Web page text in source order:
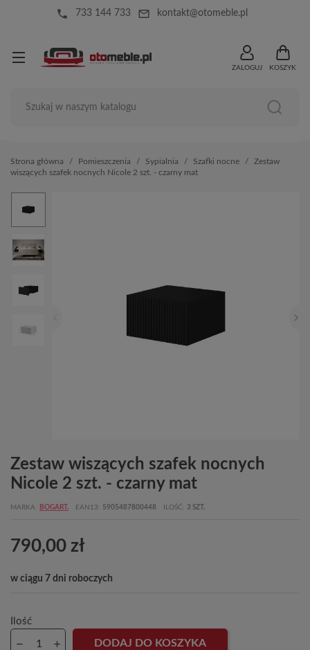
local_phone 733 144 733 mail_outline kontakt@otomeble.pl
ZALOGUJ KOSZYK
Strona główna Pomieszczenia Sypialnia Szafki nocne
Zestaw
wiszących szafek nocnych Nicole 2 szt. - czarny mat
Zestaw wiszących szafek nocnych
Nicole 2 szt. - czarny mat
MARKA BOGART. EAN13 5905487800448 ILOŚĆ 3 SZT.
790,00 zł
w ciągu 7 dni roboczych
Ilość
DODAJ DO KOSZYKA